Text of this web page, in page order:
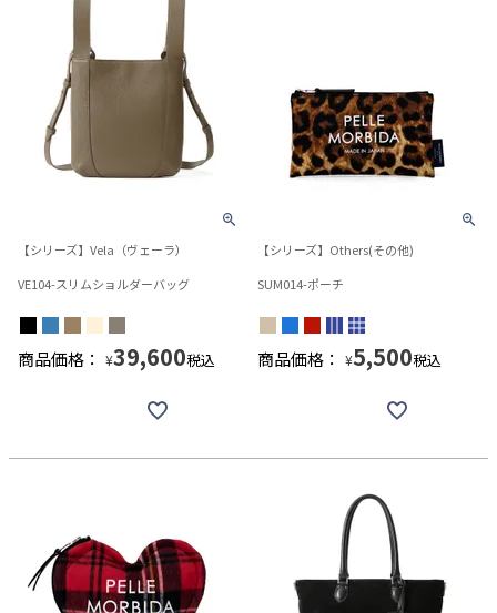
【シリーズ】Vela（ヴェーラ）
VE104-スリムショルダーバッグ
商品価格： ¥39,600税込
【シリーズ】Others(その他)
SUM014-ポーチ
商品価格： ¥5,500税込